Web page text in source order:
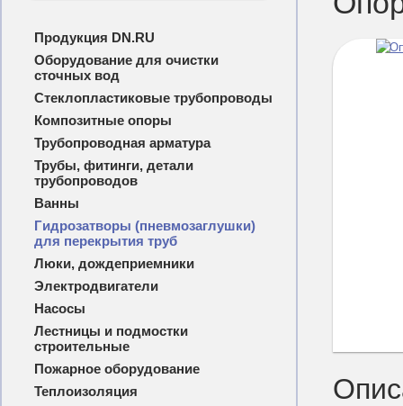
Продукция DN.RU
Оборудование для очистки
сточных вод
Стеклопластиковые трубопроводы
Композитные опоры
Трубопроводная арматура
Трубы, фитинги, детали
трубопроводов
Ванны
Гидрозатворы (пневмозаглушки)
для перекрытия труб
Люки, дождеприемники
Электродвигатели
Насосы
Лестницы и подмостки
строительные
Пожарное оборудование
Теплоизоляция